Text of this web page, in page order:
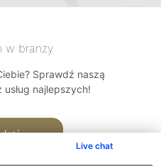
Live chat
w branży
Sprawdź naszą
najlepszych!